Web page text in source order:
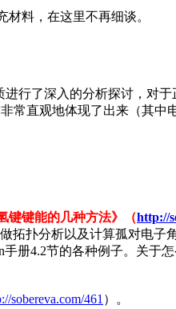
料，在这里不再细谈。
行了深入的分析探讨，对
常直观地体现了出来（其中
键键能的几种方法》（http://
拓扑分析以及计算孤对电子
手册4.2节的各种例子。关于
sobereva.com/461 ）。